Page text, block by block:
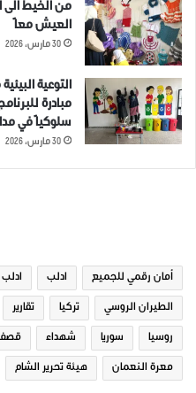
من الخيط
العيش معاً
30 مارس، 2026
التوعية
مبادرة
سلوكياً في
30 مارس، 2026
أمان رقمي للجميع ادلب
الطيران الروسي تركيا تقارير
روسيا سوريا شهداء
معرة النعمان هيئة تحرير الشام